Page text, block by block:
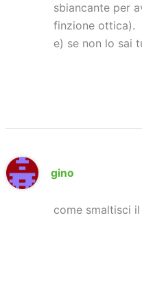
sbiancante per
finzione ottica).
e) se non lo sai
gino
come smaltisci